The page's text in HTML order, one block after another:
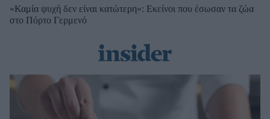
«Καμία ψυχή δεν είναι κατώτερη»: Εκείνοι που έσωσαν τα ζώα
στο Πόρτο Γερμενό